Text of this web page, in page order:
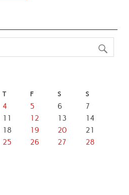
T F S S
4 5 6
7
11 12 13
14
18 19 20
21
25 26 27
28